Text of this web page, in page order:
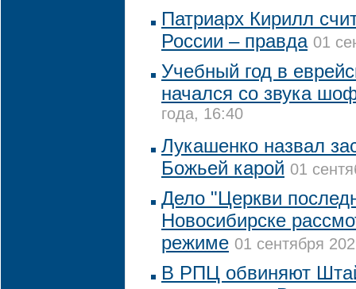
Патриарх Кирилл
России – правда 01
Учебный год в
начался со звука
года, 16:40
Лукашенко назвал
Божьей карой 01
Дело "Церкви
Новосибирске
режиме 01 сентября
В РПЦ обвиняют